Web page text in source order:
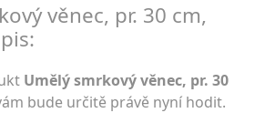
věnec, pr. 30 cm,
Umělý smrkový věnec, pr. 30
bude určitě právě nyní hodit.